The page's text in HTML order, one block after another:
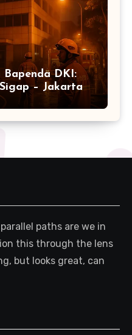
Bapenda DKI:
– Jakarta
paths are we in
this through the lens
but looks great, can